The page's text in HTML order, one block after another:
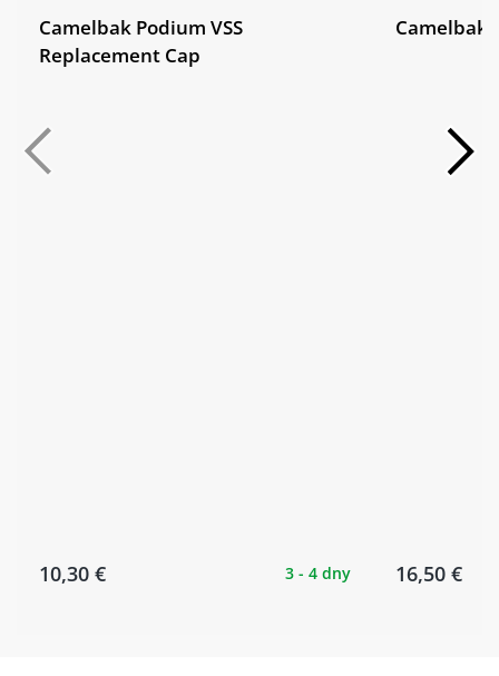
Camelbak Podium VSS
Replacement Cap
10,30 € 3 - 4 dny
Camelbak
16,50 €